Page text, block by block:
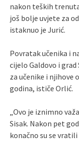
nakon teških
još bolje uvjete za
istaknuo je Jurić.
Povratak učenika i
cijelo Galdovo i
za učenike i njihove
godina, ističe Orlić.
„Ovo je iznimno
Sisak. Nakon pet
konačno su se